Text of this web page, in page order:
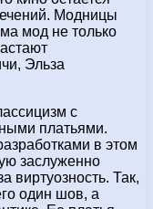
Модницы
мод не только
Эльза
с
платьями.
в этом
заслуженно
виртуозность. Так,
один шов, а